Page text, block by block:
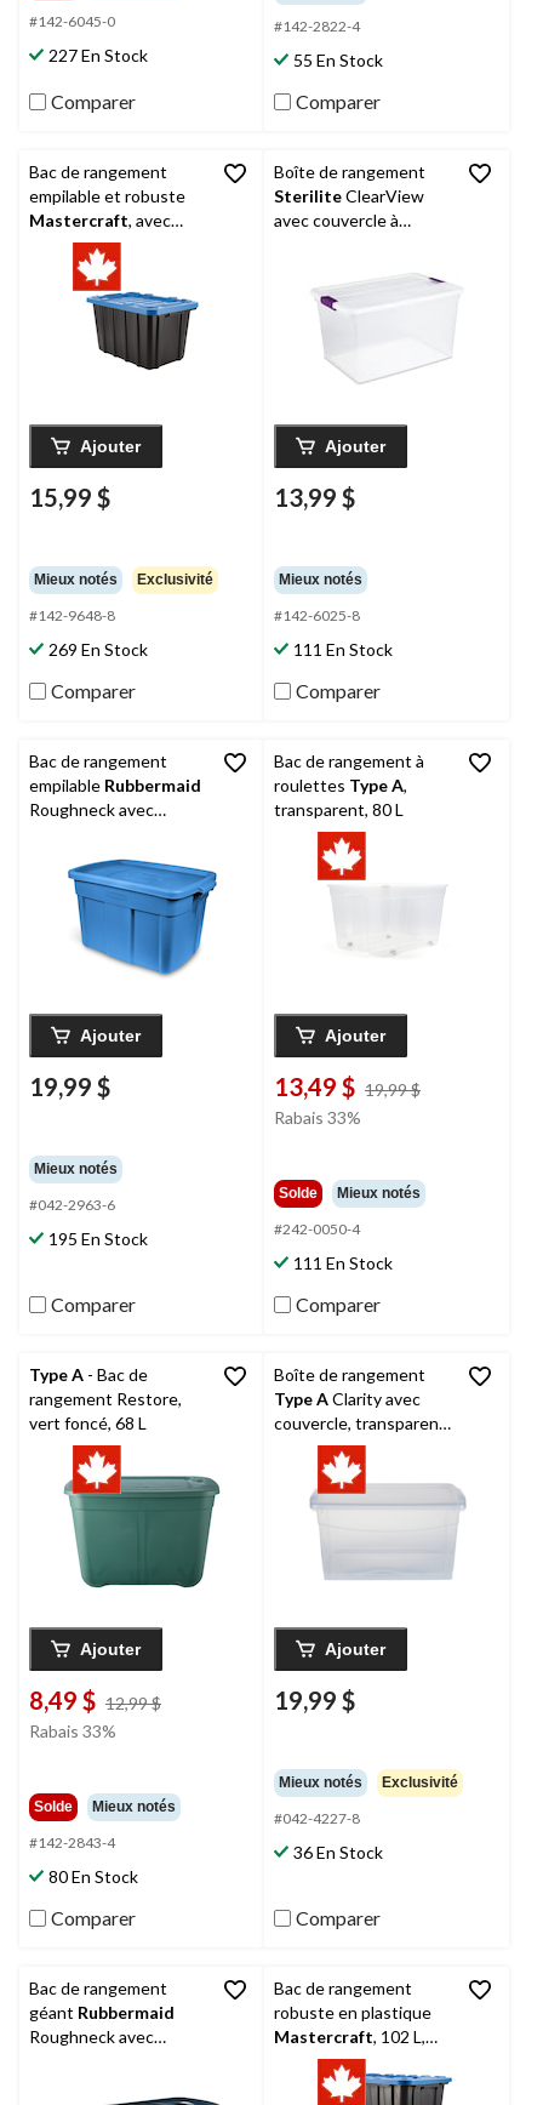
#142-6045-0
227 En Stock
Comparer
#142-2822-4
55 En Stock
Comparer
Bac de rangement
empilable et robuste
Mastercraft, avec
couvercle, noir/bleu,
Ajouter
15,99 $
Mieux notés Exclusivité
#142-9648-8
269 En Stock
Comparer
Boîte de rangement
SteriliteClearView
avec couvercle à
Ajouter
13,99 $
Mieux notés
#142-6025-8
111 En Stock
Comparer
Bac de rangement
empilable Rubbermaid
Roughneck avec
Ajouter
19,99 $
Mieux notés
#042-2963-6
195 En Stock
Comparer
Bac de rangement à
roulettes Type A,
transparent, 80 L
Ajouter
13,49 $ 19,99 $
Rabais 33%
Solde Mieux notés
#242-0050-4
111 En Stock
Comparer
Type A - Bac de
rangement Restore,
vert foncé, 68 L
Ajouter
8,49 $ 12,99 $
Rabais 33%
Solde Mieux notés
#142-2843-4
80 En Stock
Comparer
Boîte de rangement
Type AClarity avec
couvercle, transparent,
Ajouter
19,99 $
Mieux notés Exclusivité
#042-4227-8
36 En Stock
Comparer
Bac de rangement
géant Rubbermaid
Roughneck avec
Bac de rangement
robuste en plastique
Mastercraft, 102 L,
paq. 2